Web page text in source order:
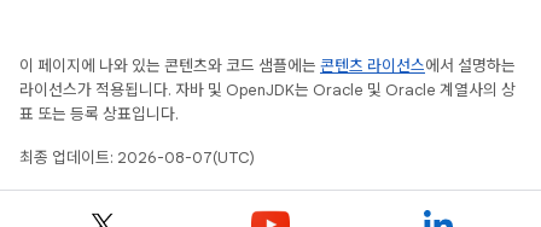
이 페이지에 나와 있는 콘텐츠와 코드 샘플에는 콘텐츠 라이선스에서 설명하는
라이선스가 적용됩니다. 자바 및 OpenJDK는 Oracle 및 Oracle 계열사의 상
표 또는 등록 상표입니다.
최종 업데이트: 2026-08-07(UTC)